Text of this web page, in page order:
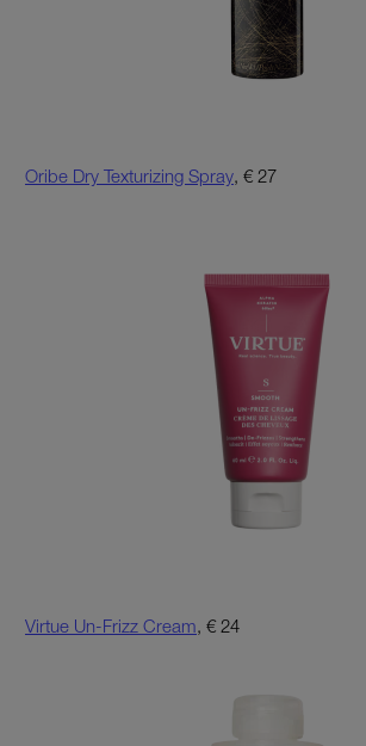
Oribe Dry Texturizing Spray, € 27
Virtue Un-Frizz Cream, € 24